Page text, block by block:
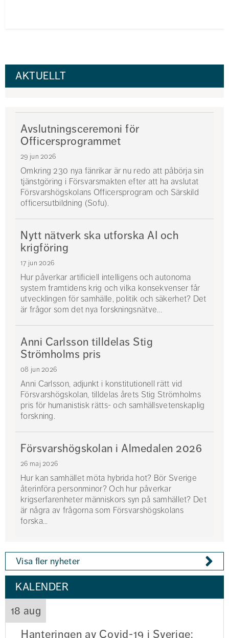
AKTUELLT
Avslutningsceremoni för
Officersprogrammet
29 jun 2026
Omkring 230 nya fänrikar är nu redo att påbörja sin
tjänstgöring i Försvarsmakten efter att ha avslutat
Försvarshögskolans Officersprogram och Särskild
officersutbildning (Sofu).
Nytt nätverk ska utforska AI och
krigföring
17 jun 2026
Hur påverkar artificiell intelligens och autonoma
system framtidens krig och vilka konsekvenser får
utvecklingen för samhälle, politik och säkerhet? Det
är frågor som det nya forskningsnätve...
Anni Carlsson tilldelas Stig
Strömholms pris
08 jun 2026
Anni Carlsson, adjunkt i konstitutionell rätt vid
Försvarshögskolan, tilldelas årets Stig Strömholms
pris för humanistisk rätts- och samhällsvetenskaplig
forskning.
Försvarshögskolan i Almedalen 2026
26 maj 2026
Hur kan samhället möta hybrida hot? Bör Sverige
återinföra personminor? Och hur påverkar
krigserfarenheter människors syn på samhället? Det
är några av frågorna som Försvarshögskolans
forska...
Visa fler nyheter
KALENDER
18 aug
Hanteringen av Covid-19 i Sverige: